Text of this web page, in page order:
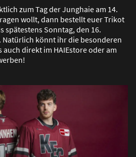
zum Tag der Junghaie am 14.
wollt, dann bestellt euer Trikot
spätestens Sonntag, den 16.
Natürlich könnt ihr die besonderen
direkt im HAIEstore oder am